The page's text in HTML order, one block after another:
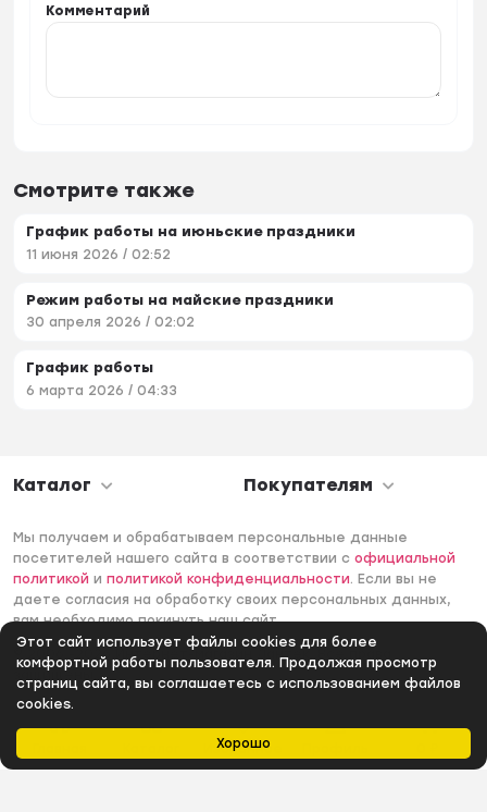
Хорошо
Этот сайт использует файлы cookies для более
комфортной работы пользователя. Продолжая просмотр
страниц сайта, вы соглашаетесь с использованием файлов
cookies.
Избранное
Комментарий
Смотрите также
График работы на июньские праздники
11 июня 2026 / 02:52
Режим работы на майские праздники
30 апреля 2026 / 02:02
График работы
6 марта 2026 / 04:33
Каталог Покупателям
Мы получаем и обрабатываем персональные данные
посетителей нашего сайта в соответствии софициальной
политикой иполитикой конфиденциальности. Если вы не
даете согласия на обработку своих персональных данных,
вам необходимо покинуть наш сайт.
© 2006 -2026 Интернет-магазин Лантек. Все права
защищены.